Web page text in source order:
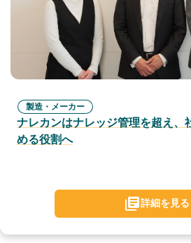
製造・メーカー
ナレカンはナレッジ管理を超え、
める役割へ
詳細を見る